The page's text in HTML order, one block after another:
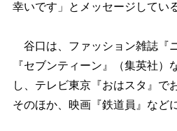
幸いです」とメッセージしている
谷口は、ファッション雑誌
『セブンティーン』（集英社）
し、テレビ東京『おはスタ』で
そのほか、映画『鉄道員』など